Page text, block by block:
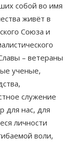
собой во имя
живёт в
Союза и
– ветераны
ученые,
служение
для нас, для
личности
воли,